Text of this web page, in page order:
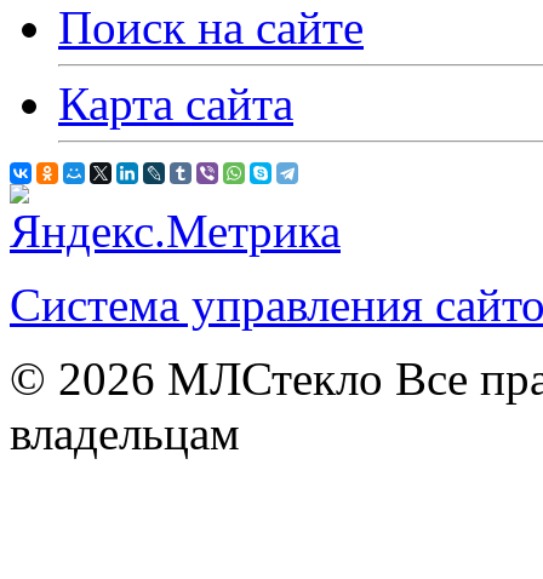
Поиск на сайте
Карта сайта
Система управления
© 2026 МЛСтекло Все
владельцам